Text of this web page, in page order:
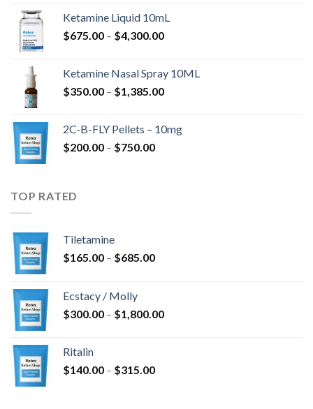
bis
$4,568.00
Ketamine Liquid 10mL
$675.00 – $4,300.00Preisspanne:
$4,300.00
Ketamine Nasal Spray 10ML
$350.00 – $1,385.00Preisspanne:
$1,385.00
2C-B-FLY Pellets – 10mg
$200.00 – $750.00Preisspanne:
TOP RATED
Tiletamine
$165.00 – $685.00Preisspanne:
Ecstacy / Molly
$300.00 – $1,800.00Preisspanne:
Ritalin
$140.00 – $315.00Preisspanne: